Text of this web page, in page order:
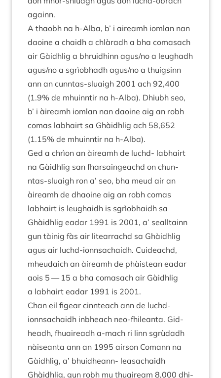
againn.
A thaobh na h‑Alba, b’ i air­e­amh iom­lan nan
daoine a chaidh a chlàradh a bha comas­ach
air Gàidh­lig a bhruid­hinn agus/​no a leughadh
agus/​no a sgrìobhadh agus/​no a thuigsinn
ann an cun­ntas-sluaigh 2001 ach 92,400
(1.9% de mhuin­ntir na h‑Alba). Dhi­ubh seo,
b’ i àire­amh iom­lan nan daoine aig an robh
comas labhairt sa Ghàidh­lig ach 58,652
(1.15% de mhuin­ntir na h‑Alba).
Ged a chrìon an àire­amh de luchd- labhairt
na Gàidh­lig san fhar­saingeachd on chun­
ntas-sluaigh ron a’ seo, bha meud air an
àire­amh de dhaoine aig an robh comas
labhairt is leug­haidh is sgrìobhaidh sa
Ghàidh­lig eadar 1991 is 2001, a’ seall­tainn
gun tàinig fàs air lite­arrachd sa Ghàidh­lig
agus air luchd-ionnsa­chaidh. Cuideachd,
mheudaich an àire­amh de phàistean eadar
aois 5 — 15 a bha comas­ach air Gàidh­lig
a labhairt eadar 1991 is 2001.
Chan eil figear cin­nteach ann de luchd-
ionnsa­chaidh inbheach neo-fhileanta. Gid­
headh, fhuaire­adh a‑mach ri linn sgrùdadh
nàiseanta ann an 1995 air­son Comann na
Gàidh­lig, a’ bhuid­heann- leas­a­chaidh
Ghàidh­lig, gun robh mu thuaire­am 8,000 dhi­